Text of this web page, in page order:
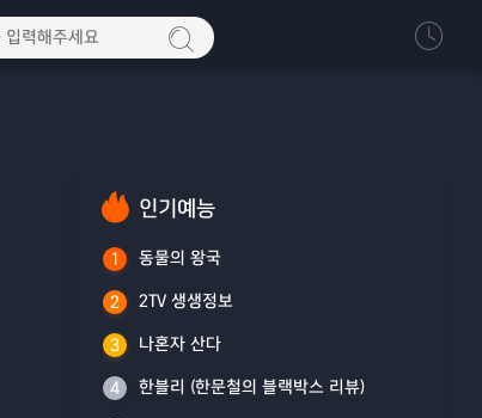
인기예능
1 동물의 왕국
2 2TV 생생정보
3 나혼자 산다
4 한블리 (한문철의 블랙박스 리뷰)